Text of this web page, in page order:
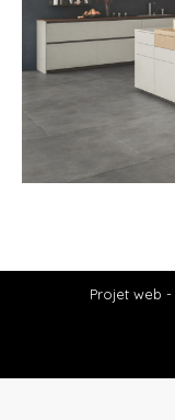
Projet web -